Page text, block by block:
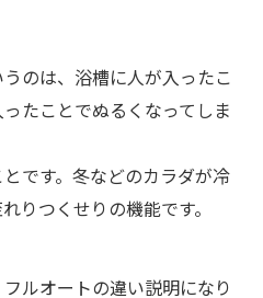
のは、浴槽に人が入ったこ
たことでぬるくなってしま
です。冬などのカラダが冷
りつくせりの機能です。
ルオートの違い説明になり